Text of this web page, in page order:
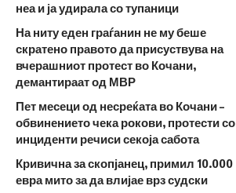
неа и ја удирала со тупаници
На ниту еден граѓанин не му беше
скратено правото да присуствува на
вчерашниот протест во Кочани,
демантираат од МВР
Пет месеци од несреќата во Кочани –
обвинението чека рокови, протести со
инциденти речиси секоја сабота
Кривична за скопјанец, примил 10.000
евра мито за да влијае врз судски